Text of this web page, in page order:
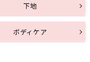
下地
ボディケア